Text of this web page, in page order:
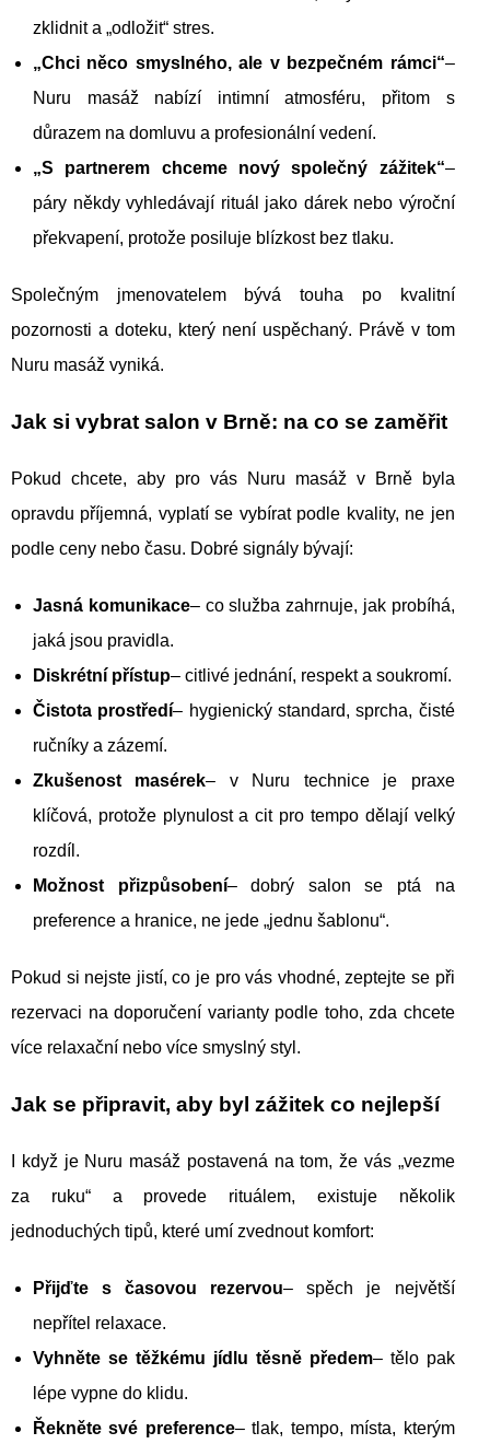
zklidnit a „odložit“ stres.
„Chci něco smyslného, ale v bezpečném rámci“–
Nuru masáž nabízí intimní atmosféru, přitom s
důrazem na domluvu a profesionální vedení.
„S partnerem chceme nový společný zážitek“–
páry někdy vyhledávají rituál jako dárek nebo výroční
překvapení, protože posiluje blízkost bez tlaku.
Společným jmenovatelem bývá touha po kvalitní
pozornosti a doteku, který není uspěchaný. Právě v tom
Nuru masáž vyniká.
Jak si vybrat salon v Brně: na co se zaměřit
Pokud chcete, aby pro vás Nuru masáž v Brně byla
opravdu příjemná, vyplatí se vybírat podle kvality, ne jen
podle ceny nebo času. Dobré signály bývají:
Jasná komunikace– co služba zahrnuje, jak probíhá,
jaká jsou pravidla.
Diskrétní přístup– citlivé jednání, respekt a soukromí.
Čistota prostředí– hygienický standard, sprcha, čisté
ručníky a zázemí.
Zkušenost masérek– v Nuru technice je praxe
klíčová, protože plynulost a cit pro tempo dělají velký
rozdíl.
Možnost přizpůsobení– dobrý salon se ptá na
preference a hranice, ne jede „jednu šablonu“.
Pokud si nejste jistí, co je pro vás vhodné, zeptejte se při
rezervaci na doporučení varianty podle toho, zda chcete
více relaxační nebo více smyslný styl.
Jak se připravit, aby byl zážitek co nejlepší
I když je Nuru masáž postavená na tom, že vás „vezme
za ruku“ a provede rituálem, existuje několik
jednoduchých tipů, které umí zvednout komfort:
Přijďte s časovou rezervou– spěch je největší
nepřítel relaxace.
Vyhněte se těžkému jídlu těsně předem– tělo pak
lépe vypne do klidu.
Řekněte své preference– tlak, tempo, místa, kterým